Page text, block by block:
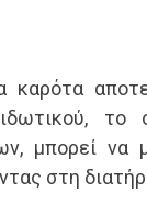
καρότα
μπορεί να
στη